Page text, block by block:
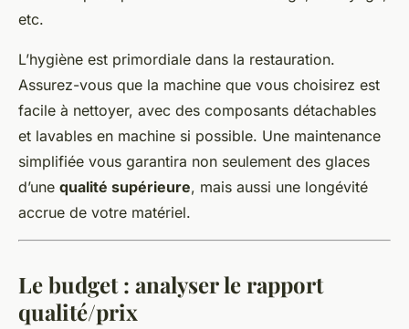
etc.
L’hygiène est primordiale dans la restauration.
Assurez-vous que la machine que vous choisirez est
facile à nettoyer, avec des composants détachables
et lavables en machine si possible. Une maintenance
simplifiée vous garantira non seulement des glaces
d’une qualité supérieure, mais aussi une longévité
accrue de votre matériel.
Le budget : analyser le rapport
qualité/prix